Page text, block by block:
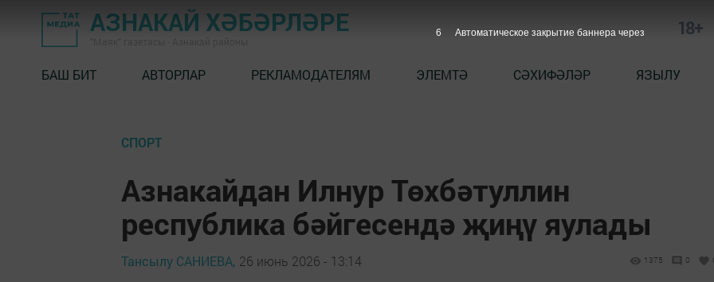
АЗНАКАЙ ХӘБӘРЛӘРЕ 18+
БАШ БИТ АВТОРЛАР РЕКЛАМОДАТЕЛЯМ ЭЛЕМТӘ СӘХИФӘЛӘР ЯЗЫЛУ
СПОРТ
Азнакайдан Илнур Төхбәтуллин
республика бәйгесендә җиңү яулады
Тансылу САНИЕВА, 26 июнь 2026 - 13:14 1375 0
5 Автоматическое закрытие баннера через